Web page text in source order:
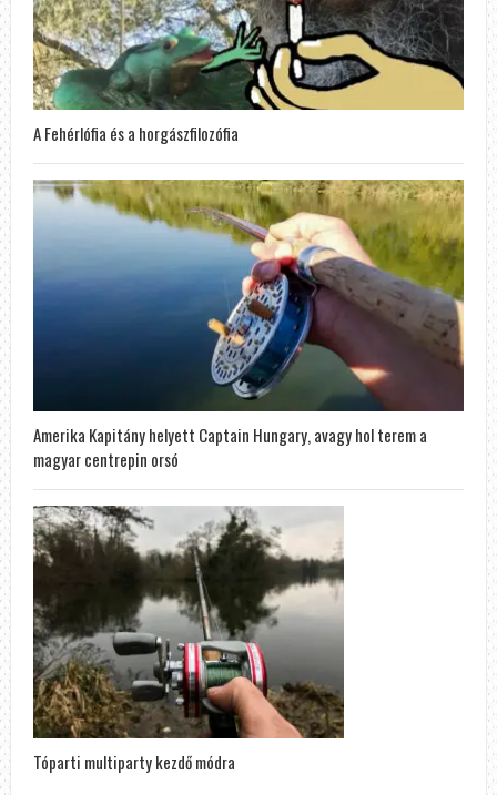
A Fehérlófia és a horgászfilozófia
Amerika Kapitány helyett Captain Hungary, avagy hol terem a
magyar centrepin orsó
Tóparti multiparty kezdő módra